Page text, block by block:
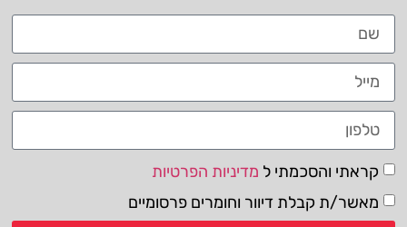
קראתי והסכמתי ל מדיניות הפרטיות
מאשר/ת קבלת דיוור וחומרים פרסומיים